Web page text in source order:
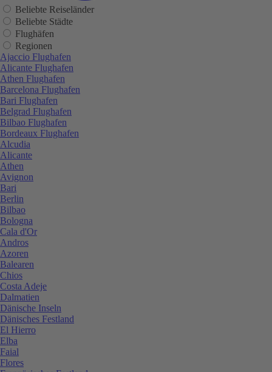
Beliebte Reiseländer
Beliebte Städte
Flughäfen
Regionen
Ajaccio Flughafen
Alicante Flughafen
Athen Flughafen
Barcelona Flughafen
Bari Flughafen
Belgrad Flughafen
Bilbao Flughafen
Bordeaux Flughafen
Alcudia
Alicante
Athen
Avignon
Bari
Berlin
Bilbao
Bologna
Cala d'Or
Andros
Azoren
Balearen
Chios
Costa Adeje
Dalmatien
Dänische Inseln
Dänisches Festland
El Hierro
Elba
Faial
Flores